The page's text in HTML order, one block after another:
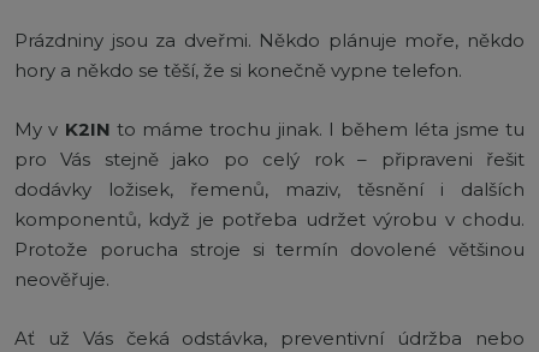
Prázdniny jsou za dveřmi. Někdo plánuje moře, někdo
hory a někdo se těší, že si konečně vypne telefon.
My v K2IN to máme trochu jinak. I během léta jsme tu
pro Vás stejně jako po celý rok – připraveni řešit
dodávky ložisek, řemenů, maziv, těsnění i dalších
komponentů, když je potřeba udržet výrobu v chodu.
Protože porucha stroje si termín dovolené většinou
neověřuje.
Ať už Vás čeká odstávka, preventivní údržba nebo